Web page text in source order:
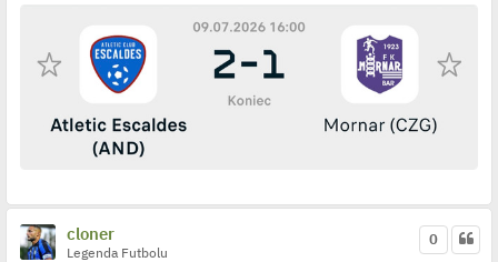
c
z
s
cloner
Legenda Futbolu
0